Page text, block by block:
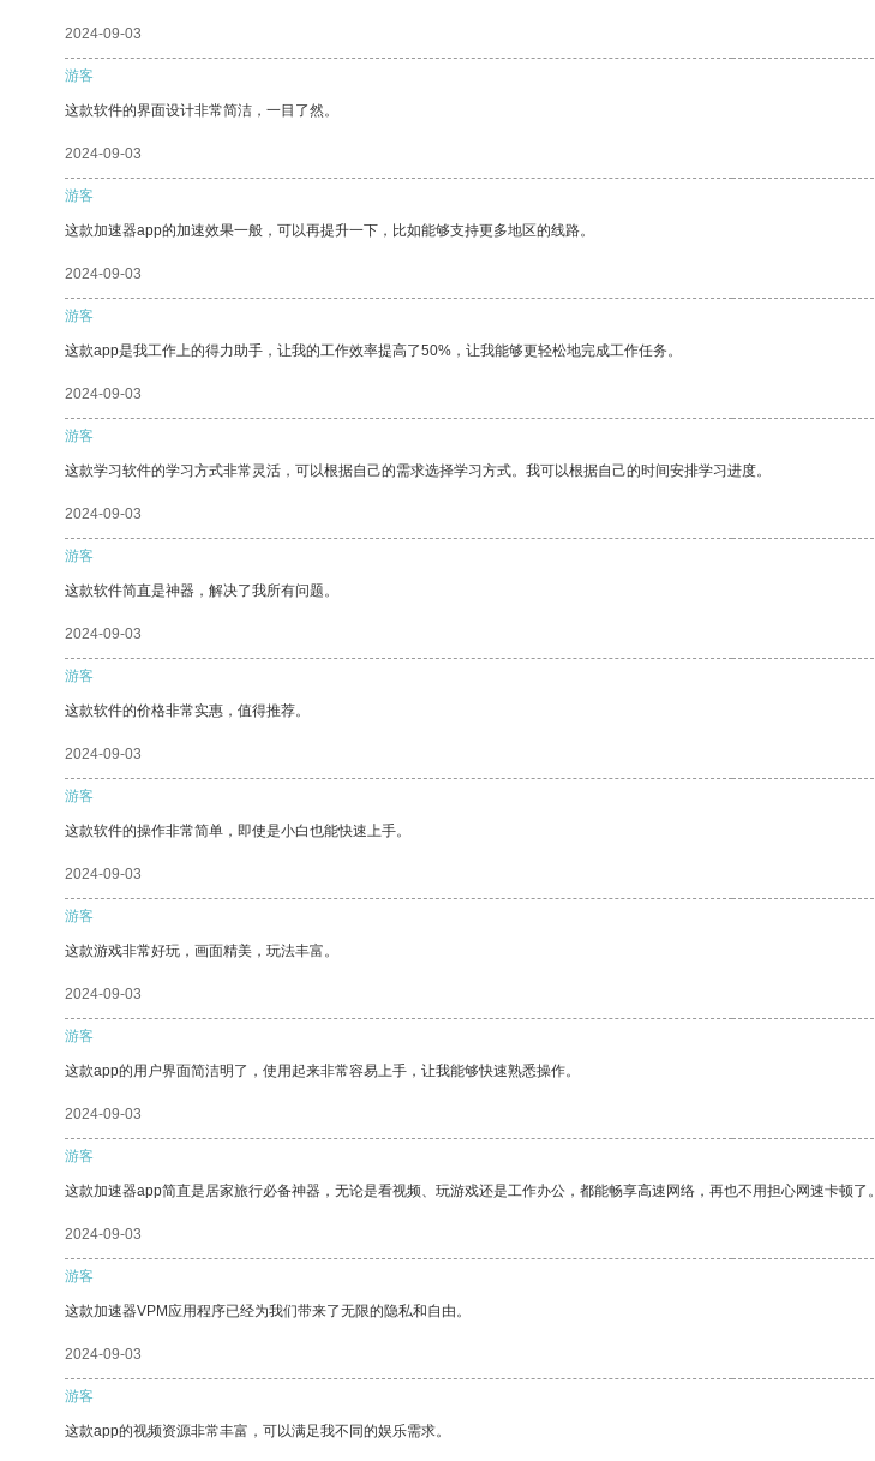
2024-09-03
游客
这款软件的界面设计非常简洁，一目了然。
2024-09-03
游客
这款加速器app的加速效果一般，可以再提升一下，比如能够支持更多地区的线路。
2024-09-03
游客
这款app是我工作上的得力助手，让我的工作效率提高了50%，让我能够更轻松地完成工作任务。
2024-09-03
游客
这款学习软件的学习方式非常灵活，可以根据自己的需求选择学习方式。我可以根据自己的时间安排学习进度。
2024-09-03
游客
这款软件简直是神器，解决了我所有问题。
2024-09-03
游客
这款软件的价格非常实惠，值得推荐。
2024-09-03
游客
这款软件的操作非常简单，即使是小白也能快速上手。
2024-09-03
游客
这款游戏非常好玩，画面精美，玩法丰富。
2024-09-03
游客
这款app的用户界面简洁明了，使用起来非常容易上手，让我能够快速熟悉操作。
2024-09-03
游客
这款加速器app简直是居家旅行必备神器，无论是看视频、玩游戏还是工作办公，都能畅享高速网络，再也不用担心网速卡顿了。
2024-09-03
游客
这款加速器VPM应用程序已经为我们带来了无限的隐私和自由。
2024-09-03
游客
这款app的视频资源非常丰富，可以满足我不同的娱乐需求。